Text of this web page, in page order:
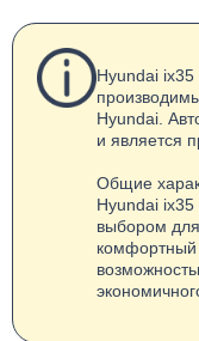
Hyundai ix35
Hyundai.
и является
Общие
Hyundai
выбором
комфортный